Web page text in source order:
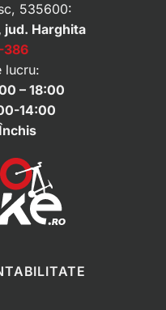
535600:
jud. Harghita
386
lucru:
– 18:00
14:00
Închis